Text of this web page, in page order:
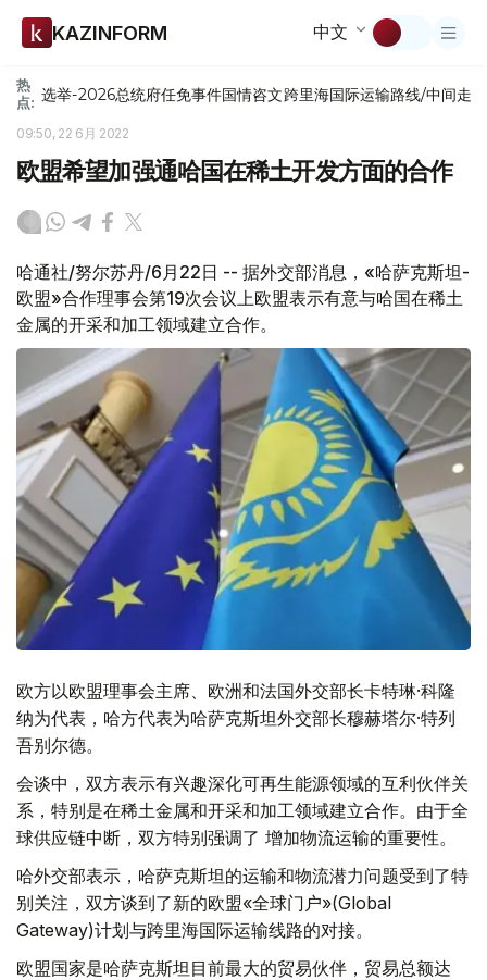
KAZINFORM 中文
热
点: 选举-2026总统府任免事件国情咨文跨里海国际运输路线/中间走廊
09:50, 22 6月 2022
欧盟希望加强通哈国在稀土开发方面的合作
哈通社/努尔苏丹/6月22日 -- 据外交部消息，«哈萨克斯坦-
欧盟»合作理事会第19次会议上欧盟表示有意与哈国在稀土
金属的开采和加工领域建立合作。
欧方以欧盟理事会主席、欧洲和法国外交部长卡特琳·科隆
纳为代表，哈方代表为哈萨克斯坦外交部长穆赫塔尔·特列
吾别尔德。
会谈中，双方表示有兴趣深化可再生能源领域的互利伙伴关
系，特别是在稀土金属和开采和加工领域建立合作。由于全
球供应链中断，双方特别强调了 增加物流运输的重要性。
哈外交部表示，哈萨克斯坦的运输和物流潜力问题受到了特
别关注，双方谈到了新的欧盟«全球门户»(Global
Gateway)计划与跨里海国际运输线路的对接。
欧盟国家是哈萨克斯坦目前最大的贸易伙伴，贸易总额达